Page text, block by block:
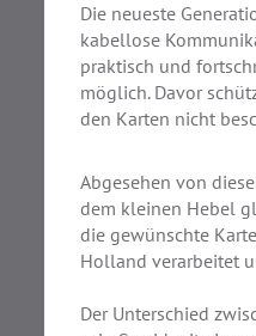
Die neueste
kabellose
praktisch und
möglich. Davor
den Karten nicht
Abgesehen von
dem kleinen Hebel
die gewünschte
Holland verarbeitet
Der Unterschied